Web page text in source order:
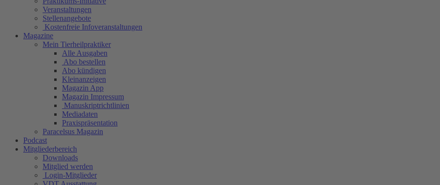
Veranstaltungen
Stellenangebote
Kostenfreie Infoveranstaltungen
Magazine
Mein Tierheilpraktiker
Alle Ausgaben
Abo bestellen
Abo kündigen
Kleinanzeigen
Magazin App
Magazin Impressum
Manuskriptrichtlinien
Mediadaten
Praxispräsentation
Paracelsus Magazin
Podcast
Mitgliederbereich
Downloads
Mitglied werden
Login-Mitglieder